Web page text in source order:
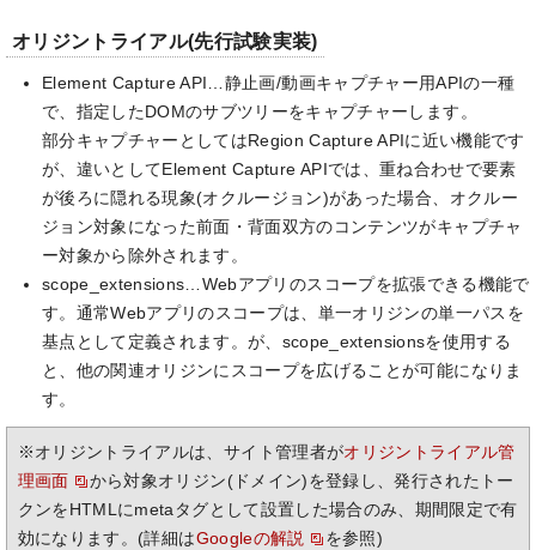
オリジントライアル(先行試験実装)
Element Capture API…静止画/動画キャプチャー用APIの一種
で、指定したDOMのサブツリーをキャプチャーします。
部分キャプチャーとしてはRegion Capture APIに近い機能です
が、違いとしてElement Capture APIでは、重ね合わせで要素
が後ろに隠れる現象(オクルージョン)があった場合、オクルー
ジョン対象になった前面・背面双方のコンテンツがキャプチャ
ー対象から除外されます。
scope_extensions…Webアプリのスコープを拡張できる機能で
す。通常Webアプリのスコープは、単一オリジンの単一パスを
基点として定義されます。が、scope_extensionsを使用する
と、他の関連オリジンにスコープを広げることが可能になりま
す。
※オリジントライアルは、サイト管理者がオリジントライアル管
理画面
から対象オリジン(ドメイン)を登録し、発行されたトー
クンをHTMLにmetaタグとして設置した場合のみ、期間限定で有
効になります。(詳細はGoogleの解説 を参照)